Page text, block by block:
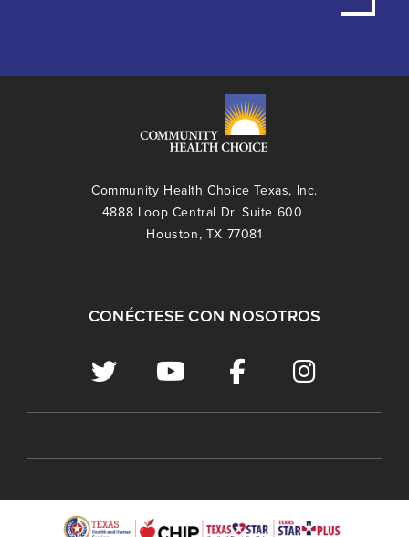
Community Health Choice Texas, Inc.
4888 Loop Central Dr. Suite 600
Houston, TX 77081
CONÉCTESE CON NOSOTROS